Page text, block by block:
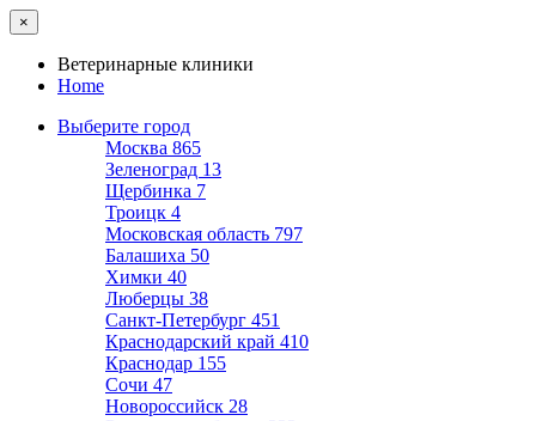
×
Ветеринарные клиники
Home
Выберите город
Москва 865
Зеленоград 13
Щербинка 7
Троицк 4
Московская область 797
Балашиха 50
Химки 40
Люберцы 38
Санкт-Петербург 451
Краснодарский край 410
Краснодар 155
Сочи 47
Новороссийск 28